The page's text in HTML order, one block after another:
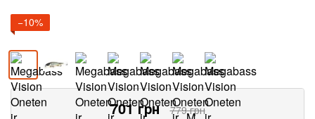
−10%
701грн 779грн